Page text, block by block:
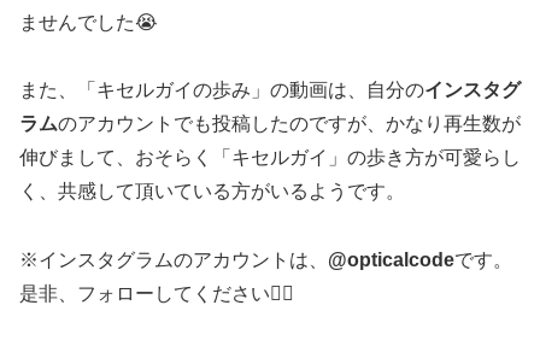
ませんでした😭
また、「キセルガイの歩み」の動画は、自分のインスタグ
ラムのアカウントでも投稿したのですが、かなり再生数が
伸びまして、おそらく「キセルガイ」の歩き方が可愛らし
く、共感して頂いている方がいるようです。
※インスタグラムのアカウントは、 @opticalcodeです。
是非、フォローしてください🙇‍♂️